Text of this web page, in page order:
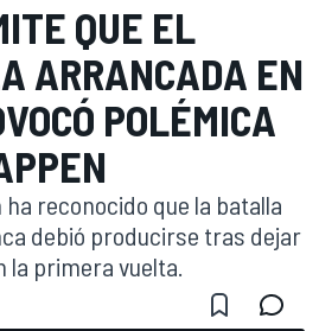
QUE EL
ARRANCADA EN
POLÉMICA
reconocido que la batalla
debió producirse tras dejar
la primera vuelta.